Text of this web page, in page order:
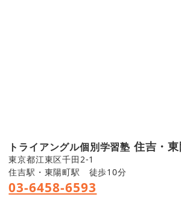
トライアングル個別学習塾 住吉・
東京都江東区千田2-1
住吉駅・東陽町駅 徒歩10分
03-6458-6593